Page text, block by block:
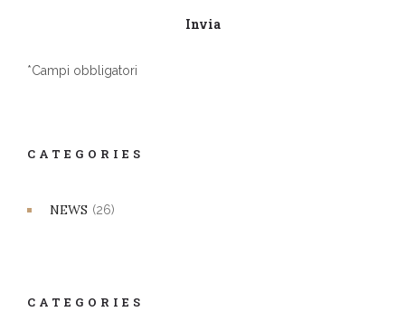
*Campi obbligatori
CATEGORIES
NEWS (26)
CATEGORIES